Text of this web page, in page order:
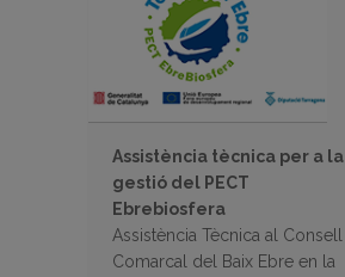
Assistència tècnica per a la
gestió del PECT
Ebrebiosfera
Assistència Tècnica al Consell
Comarcal del Baix Ebre en la